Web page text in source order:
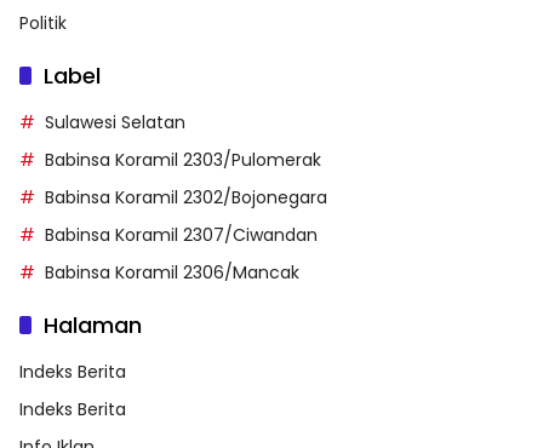
Politik
Label
Sulawesi Selatan
Babinsa Koramil 2303/Pulomerak
Babinsa Koramil 2302/Bojonegara
Babinsa Koramil 2307/Ciwandan
Babinsa Koramil 2306/Mancak
Halaman
Indeks Berita
Indeks Berita